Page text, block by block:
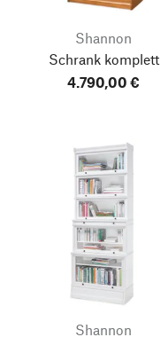
Shannon
Schrank komplett
4.790,00 €
Shannon